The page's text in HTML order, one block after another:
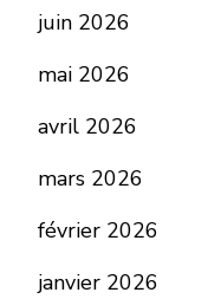
juin 2026
mai 2026
avril 2026
mars 2026
février 2026
janvier 2026